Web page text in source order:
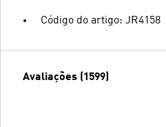
Código do artigo: JR4158
Avaliações (1599)